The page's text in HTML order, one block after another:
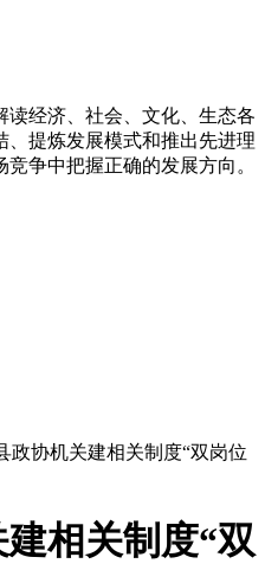
读经济、社会、文化、生态各
提炼发展模式和推出先进理
争中把握正确的发展方向。
政协机关建相关制度“双岗位
相关制度“双